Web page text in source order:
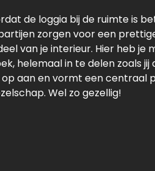
de loggia bij de ruimte is
zorgen voor een
van je interieur. Hier heb je
helemaal in te delen zoals jij
aan en vormt een centraal
Wel zo gezellig!
prettig formaat. De master